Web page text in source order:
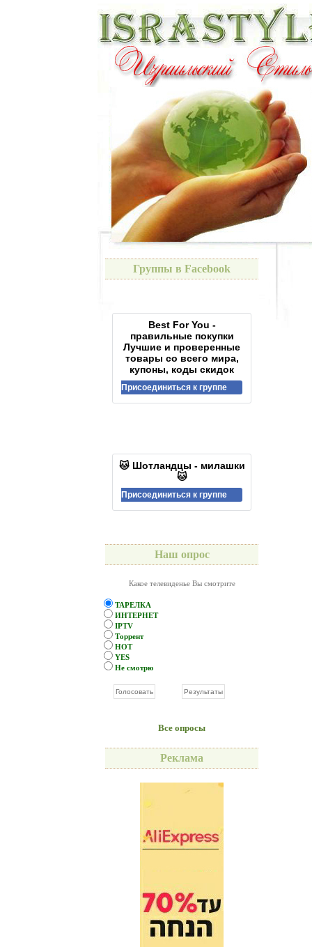
Группы в Facebook
Best For You -
правильные покупки
Лучшие и проверенные
товары со всего мира,
купоны, коды скидок
Присоединиться к группе
🐱 Шотландцы - милашки
🐱
Присоединиться к группе
Наш опрос
Какое телевиденье Вы смотрите
ТАРЕЛКА
ИНТЕРНЕТ
IPTV
Торрент
HOT
YES
Не смотрю
Все опросы
Реклама